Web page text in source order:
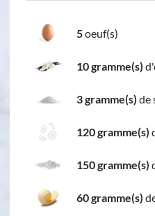
5oeuf(s)
10 gramme(s)
3 gramme(s) de
120 gramme(s)
150 gramme(s)
60 gramme(s)